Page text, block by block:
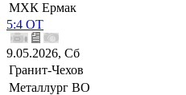
МХК Ермак
5:4 ОТ
9.05.2026, Сб
Гранит-Чехов
Металлург ВО